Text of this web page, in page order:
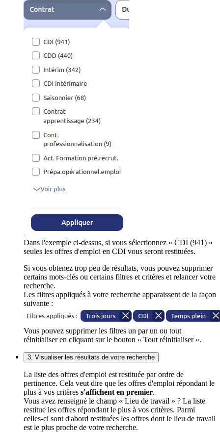
Dans l'exemple ci-dessus, si vous sélectionnez « CDI (941) »
seules les offres d'emploi en CDI vous seront restituées.
Si vous obtenez trop peu de résultats, vous pouvez supprimer
certains mots-clés ou certains filtres et critères et relancer votre
recherche.
Les filtres appliqués à votre recherche apparaissent de la façon
suivante :
Vous pouvez supprimer les filtres un par un ou tout
réinitialiser en cliquant sur le bouton « Tout réinitialiser ».
3. Visualiser les résultats de votre recherche
La liste des offres d'emploi est restituée par ordre de
pertinence. Cela veut dire que les offres d'emploi répondant le
plus à vos critères s'affichent en premier.
Vous avez renseigné le champ « Lieu de travail » ? La liste
restitue les offres répondant le plus à vos critères. Parmi
celles-ci sont d'abord restituées les offres dont le lieu de travail
est le plus proche de votre recherche.